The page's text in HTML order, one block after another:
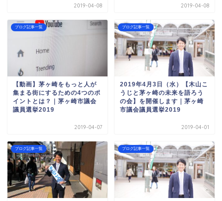
2019-04-08 2019-04-08
ブログ記事一覧
【動画】茅ヶ崎をもっと人が
集まる街にするための4つのポ
イントとは？｜茅ヶ崎市議会
議員選挙2019
2019-04-07
ブログ記事一覧
2019年4月3日（水）【木山こ
うじと茅ヶ崎の未来を語ろう
の会】を開催します｜茅ヶ崎
市議会議員選挙2019
2019-04-01
ブログ記事一覧 ブログ記事一覧